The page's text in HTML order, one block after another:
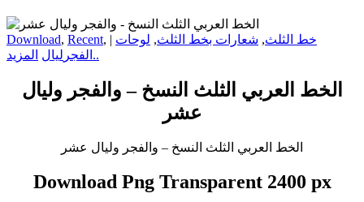
Download, Recent, خط الثلث, شعارات بخط الثلث, لوحات |
الفجر ليال المزيد..
الخط العربي الثلث النسخ – والفجر وليال
عشر
الخط العربي الثلث النسخ – والفجر وليال عشر
Download Png Transparent 2400 px